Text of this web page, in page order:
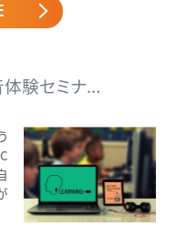
体験セミナ...